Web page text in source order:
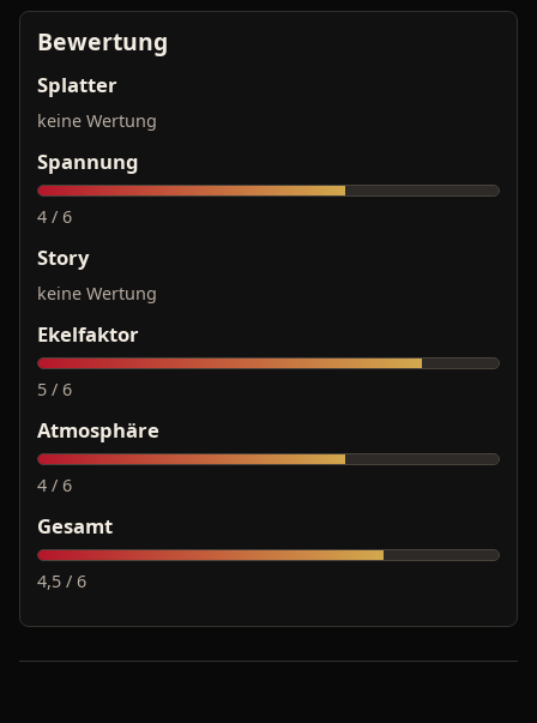
Bewertung
Splatter
keine Wertung
Spannung
4 / 6
Story
keine Wertung
Ekelfaktor
5 / 6
Atmosphäre
4 / 6
Gesamt
4,5 / 6